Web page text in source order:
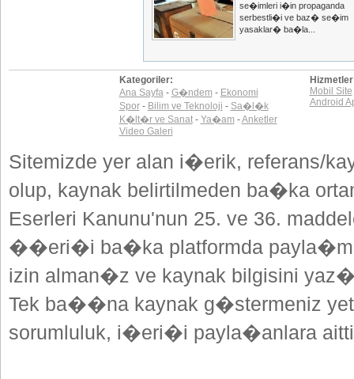
se�imleri i�in propaganda
serbestli�i ve baz� se�im
yasaklar� ba�la...
Kategoriler:
Ana Sayfa- G�ndem - Ekonomi
Spor- Bilim ve Teknoloji - Sa�l�k
K�lt�r ve Sanat- Ya�am -Anketler
Video Galeri
Mobil Site
Android
Sitemizde yer alan i�erik, referans/
olup, kaynak belirtilmeden ba�ka
Eserleri Kanunu'nun 25. ve 36.
��eri�i ba�ka platformda
izin alman�z ve kaynak bilgisini
Tek ba��na kaynak g�stermeniz
sorumluluk, i�eri�i payla�anlara